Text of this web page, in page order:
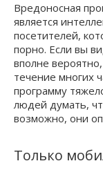
Вредоносная
является
посетителей,
порно. Если вы
вполне
течение многих
программу
людей думать,
возможно, они
Только